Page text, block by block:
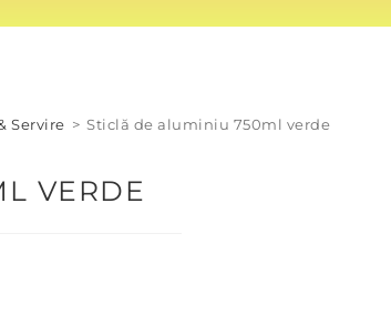
Servire > Sticlă de aluminiu 750ml verde
VERDE